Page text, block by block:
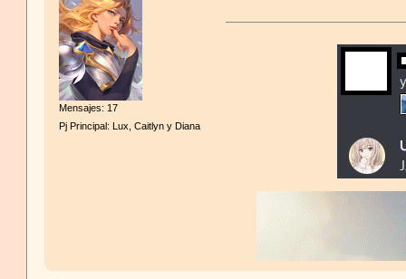
Mensajes: 17
Pj Principal: Lux, Caitlyn y Diana